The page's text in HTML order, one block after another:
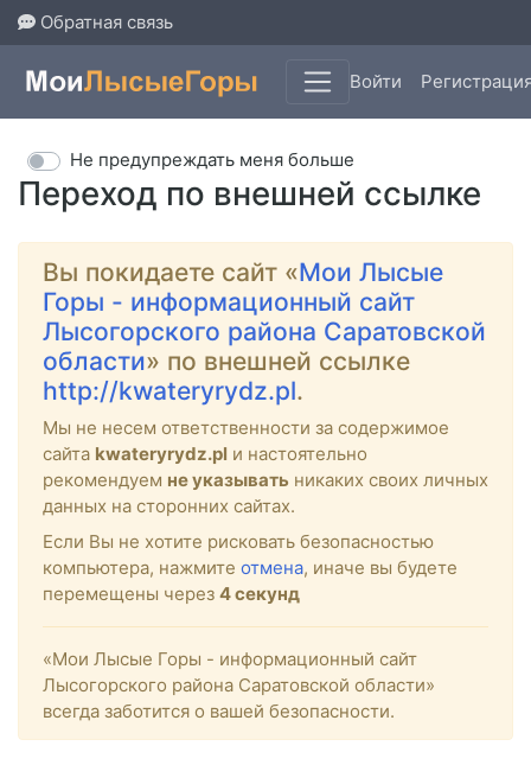
Обратная связь
Войти
Переход по внешней ссылке
Не предупреждать меня больше
Вы покидаете сайт «Мои Лысые
Горы - информационный сайт
Лысогорского района Саратовской
области» по внешней ссылке
http://kwateryrydz.pl.
Мы не несем ответственности за содержимое
сайта kwateryrydz.pl и настоятельно
рекомендуем не указывать никаких своих личных
данных на сторонних сайтах.
Если Вы не хотите рисковать безопасностью
компьютера, нажмите отмена, иначе вы будете
перемещены через 4секунд
«Мои Лысые Горы - информационный сайт
Лысогорского района Саратовской области»
всегда заботится о вашей безопасности.